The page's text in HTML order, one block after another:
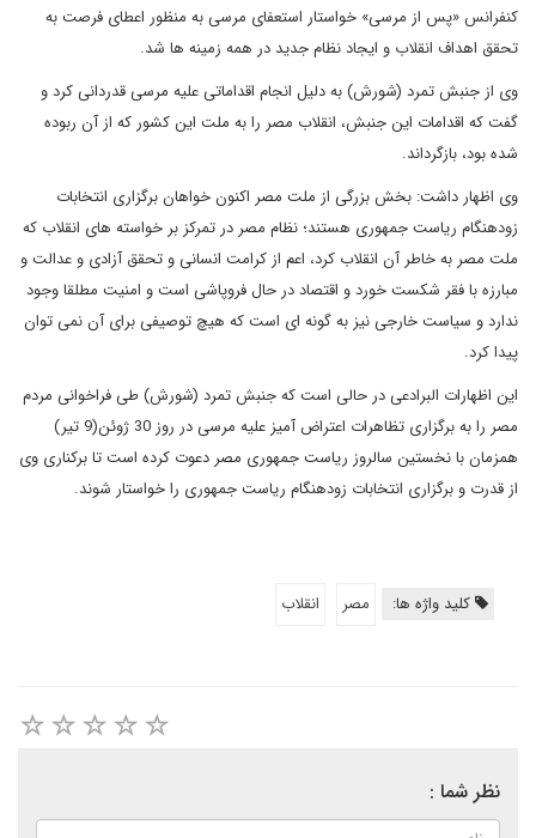
کنفرانس «پس از مرسی» خواستار استعفای مرسی به منظور اعطای فرصت به
تحقق اهداف انقلاب و ایجاد نظام جدید در همه زمینه ها شد.
وی از جنبش تمرد (شورش) به دلیل انجام اقداماتی علیه مرسی قدردانی کرد و
گفت که اقدامات این جنبش، انقلاب مصر را به ملت این کشور که از آن ربوده
شده بود، بازگرداند.
وی اظهار داشت: بخش بزرگی از ملت مصر اکنون خواهان برگزاری انتخابات
زودهنگام ریاست جمهوری هستند؛ نظام مصر در تمرکز بر خواسته های انقلاب که
ملت مصر به خاطر آن انقلاب کرد، اعم از کرامت انسانی و تحقق آزادی و عدالت و
مبارزه با فقر شکست خورد و اقتصاد در حال فروپاشی است و امنیت مطلقا وجود
ندارد و سیاست خارجی نیز به گونه ای است که هیچ توصیفی برای آن نمی توان
پیدا کرد.
این اظهارات البرادعی در حالی است که جنبش تمرد (شورش) طی فراخوانی مردم
مصر را به برگزاری تظاهرات اعتراض آمیز علیه مرسی در روز 30 ژوئن(9 تیر)
همزمان با نخستین سالروز ریاست جمهوری مصر دعوت کرده است تا برکناری وی
از قدرت و برگزاری انتخابات زودهنگام ریاست جمهوری را خواستار شوند.
کلید واژه ها: مصر انقلاب
نظر شما :